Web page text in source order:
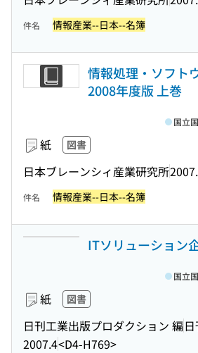
件名 情報産業--日本--名簿
情報処理・ソフト
2008年度版 上巻
紙 図書
日本ブレーンシィ産業研究所
国立
件名 情報産業--日本--名簿
ITソリューション
紙 図書
日刊工業出版プロダクション 編
2007.4<D4-H769>
国立